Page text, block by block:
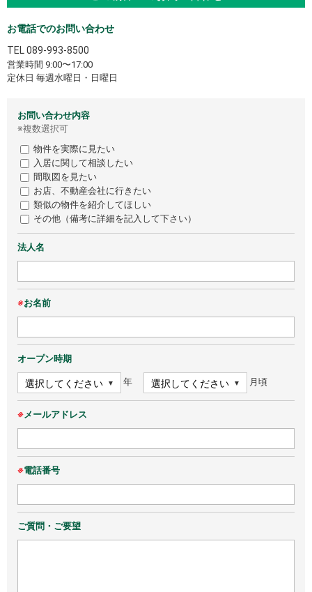
お電話でのお問い合わせ
TEL 089-993-8500
営業時間 9:00〜17:00
定休日 毎週水曜日・日曜日
お問い合わせ内容
※複数選択可
物件を実際に見たい
入居に関して相談したい
間取図を見たい
お店、不動産会社に行きたい
類似の物件を紹介してほしい
その他（備考に詳細を記入して下さい）
法人名
※お名前
オープン時期
年 月頃
※メールアドレス
※電話番号
ご質問・ご要望